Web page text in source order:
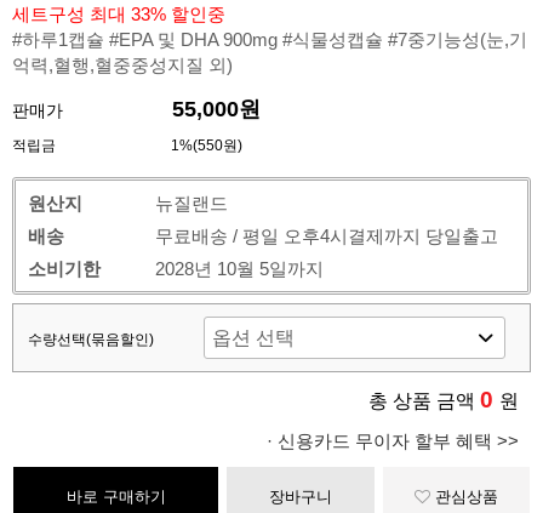
세트구성 최대 33% 할인중
#하루1캡슐 #EPA 및 DHA 900mg #식물성캡슐 #7중기능성(눈,기
억력,혈행,혈중중성지질 외)
판매가 55,000원
적립금 1%(550원)
원산지
뉴질랜드
배송
무료배송 / 평일 오후4시결제까지 당일출고
소비기한
2028년 10월 5일까지
수량선택(묶음할인)
총 상품 금액 0 원
· 신용카드 무이자 할부 혜택 >>
바로 구매하기 장바구니 관심상품